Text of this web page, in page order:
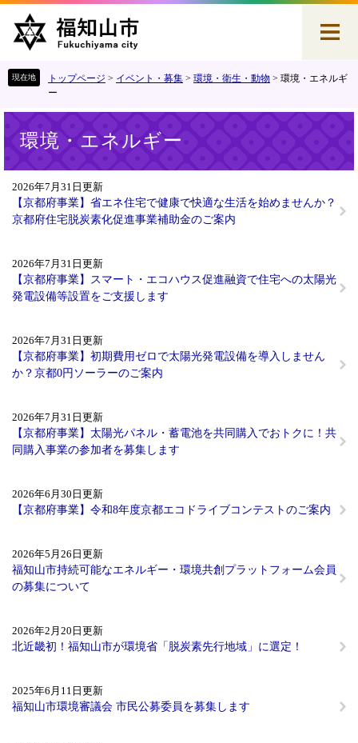
で
ば
トップページ > イベント・募集 > 環境・衛生・動物 > 環境・エネルギ
ー
環境・エネルギー
2026年7月31日更新
【京都府事業】省エネ住宅で健康で快適な生活を始めませんか？
京都府住宅脱炭素化促進事業補助金のご案内
2026年7月31日更新
【京都府事業】スマート・エコハウス促進融資で住宅への太陽光
発電設備等設置をご支援します
2026年7月31日更新
【京都府事業】初期費用ゼロで太陽光発電設備を導入しません
か？京都0円ソーラーのご案内
2026年7月31日更新
【京都府事業】太陽光パネル・蓄電池を共同購入でおトクに！共
同購入事業の参加者を募集します
2026年6月30日更新
【京都府事業】令和8年度京都エコドライブコンテストのご案内
2026年5月26日更新
福知山市持続可能なエネルギー・環境共創プラットフォーム会員
の募集について
2026年2月20日更新
北近畿初！福知山市が環境省「脱炭素先行地域」に選定！
2025年6月11日更新
福知山市環境審議会 市民公募委員を募集します